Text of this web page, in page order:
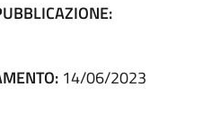
14/06/2023